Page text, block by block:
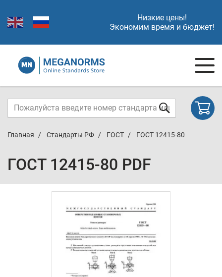
Низкие цены!
Экономим время и бюджет!
Главная Стандарты РФ ГОСТ ГОСТ 12415-80
ГОСТ 12415-80 PDF